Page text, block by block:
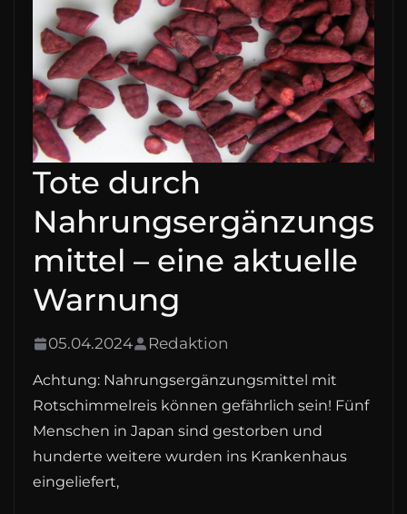
Tote durch
Nahrungsergänzungs
mittel – eine aktuelle
Warnung
05.04.2024 Redaktion
Achtung: Nahrungsergänzungsmittel mit
Rotschimmelreis können gefährlich sein! Fünf
Menschen in Japan sind gestorben und
hunderte weitere wurden ins Krankenhaus
eingeliefert,